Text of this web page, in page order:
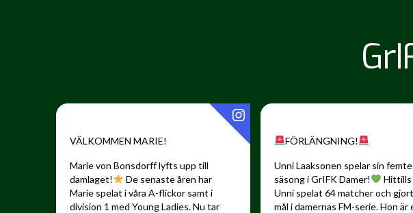
VÄLKOMMEN MARIE!
Marie von Bonsdorff lyfts upp till
damlaget!
De senaste åren har
Marie spelat i våra A-flickor samt i
division 1 med Young Ladies. Nu tar
FÖRLÄNGNING!
Unni Laaksonen spelar sin femte
säsong i GrIFK Damer!
Hittills
Unni spelat 64 matcher och
mål i damernas FM-serie. Hon är